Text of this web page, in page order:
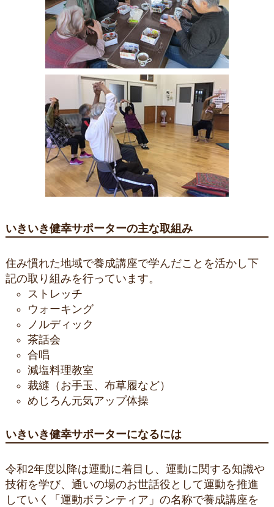
いきいき健幸サポーターの主な取組み
住み慣れた地域で養成講座で学んだことを活かし下
記の取り組みを行っています。
ストレッチ
ウォーキング
ノルディック
茶話会
合唱
減塩料理教室
裁縫（お手玉、布草履など）
めじろん元気アップ体操
いきいき健幸サポーターになるには
令和2年度以降は運動に着目し、運動に関する知識や
技術を学び、通いの場のお世話役として運動を推進
していく「運動ボランティア」の名称で養成講座を